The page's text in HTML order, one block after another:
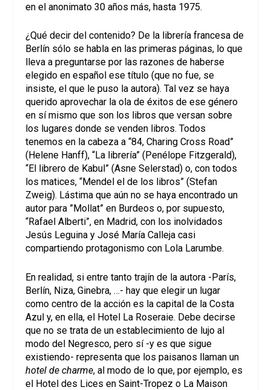
en el anonimato 30 años más, hasta 1975.
¿Qué decir del contenido? De la librería francesa de
Berlín sólo se habla en las primeras páginas, lo que
lleva a preguntarse por las razones de haberse
elegido en español ese título (que no fue, se
insiste, el que le puso la autora). Tal vez se haya
querido aprovechar la ola de éxitos de ese género
en sí mismo que son los libros que versan sobre
los lugares donde se venden libros. Todos
tenemos en la cabeza a “84, Charing Cross Road”
(Helene Hanff), “La librería” (Penélope Fitzgerald),
“El librero de Kabul” (Asne Selerstad) o, con todos
los matices, “Mendel el de los libros” (Stefan
Zweig). Lástima que aún no se haya encontrado un
autor para ”Mollat” en Burdeos o, por supuesto,
“Rafael Alberti”, en Madrid, con los inolvidados
Jesús Leguina y José María Calleja casi
compartiendo protagonismo con Lola Larumbe.
En realidad, si entre tanto trajín de la autora -París,
Berlín, Niza, Ginebra, …- hay que elegir un lugar
como centro de la acción es la capital de la Costa
Azul y, en ella, el Hotel La Roseraie. Debe decirse
que no se trata de un establecimiento de lujo al
modo del Negresco, pero sí -y es que sigue
existiendo- representa que los paisanos llaman un
hotel de charme, al modo de lo que, por ejemplo, es
el Hotel des Lices en Saint-Tropez o La Maison